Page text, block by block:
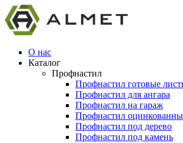
О нас
Каталог
Профнастил
Профнастил готовые
Профнастил для ангара
Профнастил на гараж
Профнастил
Профнастил под дерево
Профнастил под камень